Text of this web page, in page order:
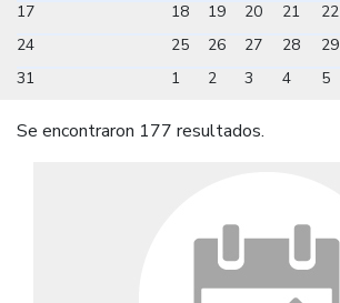
17
18 19 20 21 22
24
25 26 27 28 29
31
1 2 3 4 5
Se encontraron 177 resultados.